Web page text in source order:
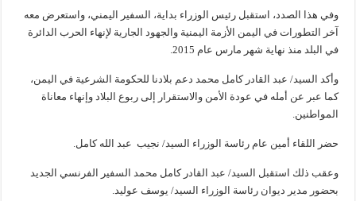
وفي هذا الصدد، استقبل رئيس الوزراء بداية، السفير اليمني، واستعرض معه
آخر التطورات في اليمن الأزمة اليمنية والجهود الجارية لإنهاء الحرب الدائرة
في البلد منذ نهاية شهر مارس عام 2015.
وأكد السيد/ عبد القادر كامل محمد دعم بلادنا للحكومة الشرعية في اليمن،
كما عبر عن أمله في عودة الأمن والاستقرار إلى ربوع البلاد وإنهاء معاناة
المواطنين.
حضر اللقاء أمين عام رئاسة الوزراء السيد/ نجيب عبد الله كامل.
وعقب ذلك استقبل السيد/ عبد القادر كامل محمد السفير الفرنسي الجديد
بحضور مدير ديوان رئاسة الوزراء السيد/ يوسف عوليد.